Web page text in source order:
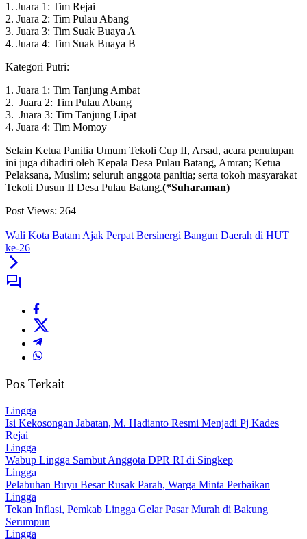
1. Juara 1: Tim Rejai
2. Juara 2: Tim Pulau Abang
3. Juara 3: Tim Suak Buaya A
4. Juara 4: Tim Suak Buaya B
Kategori Putri:
1. Juara 1: Tim Tanjung Ambat
2. Juara 2: Tim Pulau Abang
3. Juara 3: Tim Tanjung Lipat
4. Juara 4: Tim Momoy
Selain Ketua Panitia Umum Tekoli Cup II, Arsad, acara penutupan
ini juga dihadiri oleh Kepala Desa Pulau Batang, Amran; Ketua
Pelaksana, Muslim; seluruh anggota panitia; serta tokoh masyarakat
Tekoli Dusun II Desa Pulau Batang.(*Suharaman)
Post Views: 264
Wali Kota Batam Ajak Perpat Bersinergi Bangun Daerah di HUT
ke-26
Pos Terkait
Lingga
Isi Kekosongan Jabatan, M. Hadianto Resmi Menjadi Pj Kades
Rejai
Lingga
Wabup Lingga Sambut Anggota DPR RI di Singkep
Lingga
Pelabuhan Buyu Besar Rusak Parah, Warga Minta Perbaikan
Lingga
Tekan Inflasi, Pemkab Lingga Gelar Pasar Murah di Bakung
Serumpun
Lingga